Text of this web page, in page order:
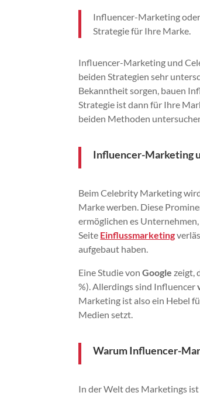
Influencer-Marketing
Strategie für Ihre Marke.
Influencer-Marketing und
beiden Strategien sehr
Bekanntheit sorgen, bauen
Strategie ist dann für Ihre
beiden Methoden
Influencer-Marketing
Beim Celebrity Marketing
Marke werben. Diese
ermöglichen es
Seite Einflussmarketing
aufgebaut haben.
Eine Studie vonGoogle zeigt,
%). Allerdings sind Influencer
Marketing ist also ein Hebel
Medien setzt.
Warum Influencer-
In der Welt des Marketings